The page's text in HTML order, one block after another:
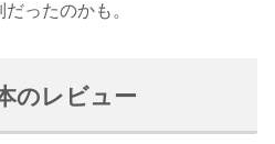
ったのかも。
のレビュー